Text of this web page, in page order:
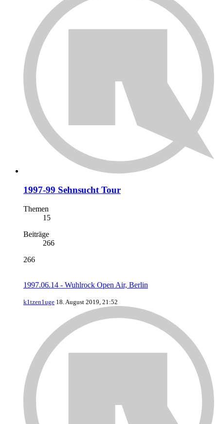
1997-99 Sehnsucht Tour
Themen
15
Beiträge
266
266
1997.06.14 - Wuhlrock Open Air, Berlin
k1tzen1uge 18. August 2019, 21:52